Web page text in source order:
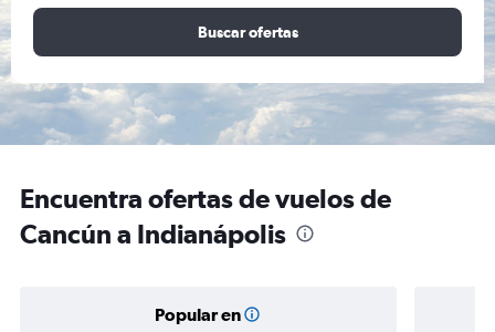
Buscar ofertas
Encuentra ofertas de vuelos de
Cancún a Indianápolis
Popular en